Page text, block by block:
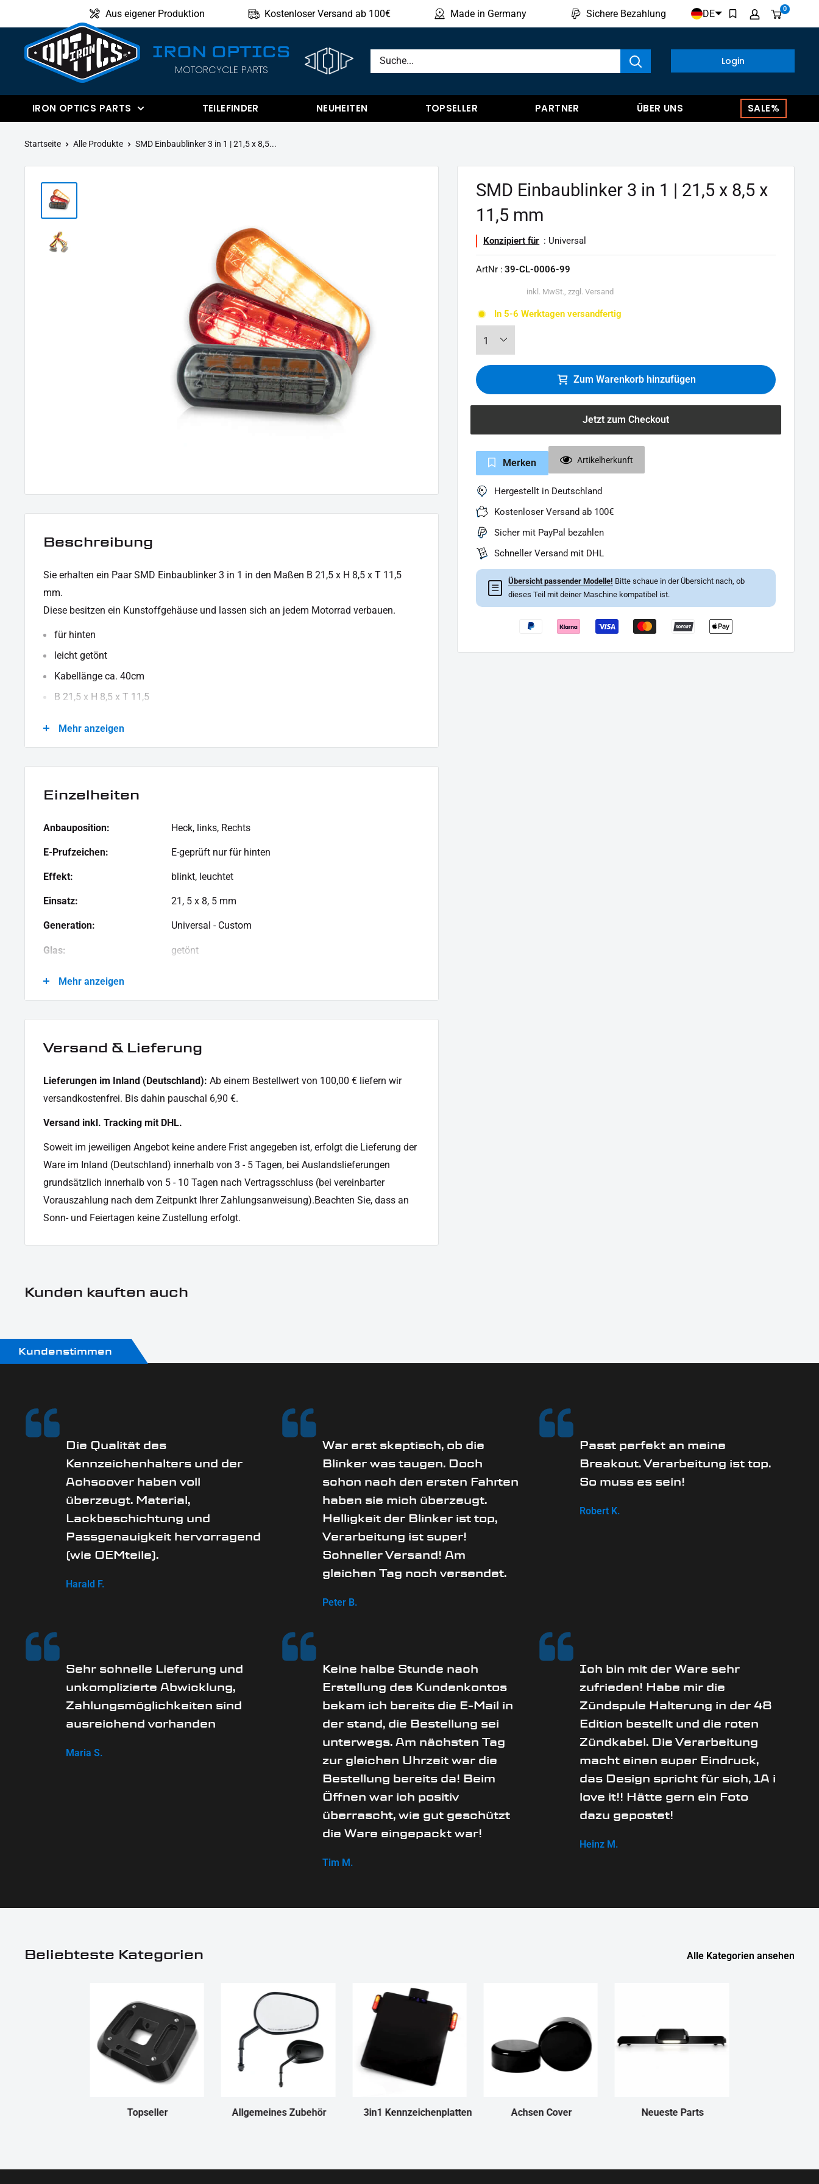
zum
Aus eigener Produktion Kostenloser Versand ab 100€ Made in Germany Sichere Bezahlung DE 0
IRON
IRON OPTICS
MOTORCYCLE PARTS
Login
IRON OPTICS PARTS TEILEFINDER NEUHEITEN TOPSELLER PARTNER ÜBER UNS SALE%
Produkte anzeigen
Startseite Alle Produkte SMD Einbaublinker 3 in 1 | 21,5 x 8,5...
SMD Einbaublinker 3 in 1 | 21,5 x 8,5 x
11,5 mm
Konzipiert für : Universal
ArtNr : 39-CL-0006-99
inkl. MwSt., zzgl. Versand
In 5-6 Werktagen versandfertig
Zum Warenkorb hinzufügen
Jetzt zum Checkout
Merken Artikelherkunft
Hergestellt in Deutschland
Kostenloser Versand ab 100€
Sicher mit PayPal bezahlen
Schneller Versand mit DHL
☰
Übersicht passender Modelle! Bitte schaue in der Übersicht nach, ob
dieses Teil mit deiner Maschine kompatibel ist.
Beschreibung
Sie erhalten ein Paar SMD Einbaublinker 3 in 1 in den Maßen B 21,5 x H 8,5 x T 11,5
mm.
Diese besitzen ein Kunstoffgehäuse und lassen sich an jedem Motorrad verbauen.
für hinten
leicht getönt
Kabellänge ca. 40cm
B 21,5 x H 8,5 x T 11,5
Schwarz - Masse
Gelb - Blinker
1x Paar SMD Blinker
Dieses Angebot kann Beispielbilder enthalten, deren Inhalt über den Lieferumfang hinaus geht.
Mehr anzeigen
Einzelheiten
Anbauposition: Heck, links, Rechts
E-Prufzeichen: E-geprüft nur für hinten
Effekt: blinkt, leuchtet
Einsatz: 21, 5 x 8, 5 mm
Generation: Universal - Custom
Glas: getönt
Leistung:
Material: Kunststoff
Modellreihe: Universal Modellreihe
Produkttyp: Einbaublinker/ Einbaurücklichter
Technik: SMD
Mehr anzeigen
Versand & Lieferung
Lieferungen im Inland (Deutschland): Ab einem Bestellwert von 100,00 € liefern wir
versandkostenfrei. Bis dahin pauschal 6,90 €.
Versand inkl. Tracking mit DHL.
Soweit im jeweiligen Angebot keine andere Frist angegeben ist, erfolgt die Lieferung der
Ware im Inland (Deutschland) innerhalb von 3 - 5 Tagen, bei Auslandslieferungen
grundsätzlich innerhalb von 5 - 10 Tagen nach Vertragsschluss (bei vereinbarter
Vorauszahlung nach dem Zeitpunkt Ihrer Zahlungsanweisung).Beachten Sie, dass an
Sonn- und Feiertagen keine Zustellung erfolgt.
Kunden kauften auch
Kundenstimmen
Die Qualität des
Kennzeichenhalters und der
Achscover haben voll
überzeugt. Material,
Lackbeschichtung und
Passgenauigkeit hervorragend
(wie OEMteile).
Harald F.
War erst skeptisch, ob die
Blinker was taugen. Doch
schon nach den ersten Fahrten
haben sie mich überzeugt.
Helligkeit der Blinker ist top,
Verarbeitung ist super!
Schneller Versand! Am
gleichen Tag noch versendet.
Peter B.
Passt perfekt an meine
Breakout. Verarbeitung ist top.
So muss es sein!
Robert K.
Sehr schnelle Lieferung und
unkomplizierte Abwicklung,
Zahlungsmöglichkeiten sind
ausreichend vorhanden
Maria S.
Keine halbe Stunde nach
Erstellung des Kundenkontos
bekam ich bereits die E-Mail in
der stand, die Bestellung sei
unterwegs. Am nächsten Tag
zur gleichen Uhrzeit war die
Bestellung bereits da! Beim
Öffnen war ich positiv
überrascht, wie gut geschützt
die Ware eingepackt war!
Tim M.
Ich bin mit der Ware sehr
zufrieden! Habe mir die
Zündspule Halterung in der 48
Edition bestellt und die roten
Zündkabel. Die Verarbeitung
macht einen super Eindruck,
das Design spricht für sich, 1A i
love it!! Hätte gern ein Foto
dazu gepostet!
Heinz M.
Beliebteste Kategorien Alle Kategorien ansehen
Topseller Allgemeines Zubehör 3in1 Kennzeichenplatten Achsen Cover Neueste Parts